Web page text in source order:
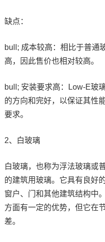
缺点：
bull; 成本较高：相比于普通
高，因此售价也相对较高。
bull; 安装要求高：Low-E玻
的方向和完好，以保证其性
要求。
2、白玻璃
白玻璃，也称为浮法玻璃或
的建筑用玻璃。它具有良好
窗户、门和其他建筑结构中
方面有一定的优势，但它在
差。